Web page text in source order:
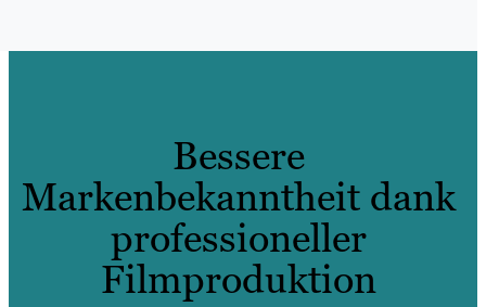
Bessere
Markenbekanntheit dank
professioneller
Filmproduktion